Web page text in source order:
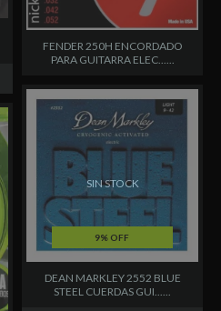
FENDER 250H ENCORDADO
PARA GUITARRA ELEC......
9% OFF
SIN STOCK
DEAN MARKLEY 2552 BLUE
STEEL CUERDAS GUI......